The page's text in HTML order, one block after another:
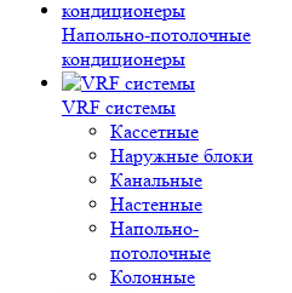
Напольно-потолочные
кондиционеры
VRF системы
Кассетные
Наружные блоки
Канальные
Настенные
Напольно-
потолочные
Колонные